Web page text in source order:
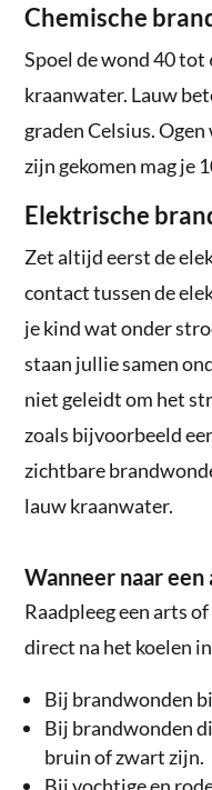
Chemische
Spoel de wond 40
kraanwater. Lauw
graden Celsius.
zijn gekomen mag je
Elektrische
Zet altijd eerst de
contact tussen de
je kind wat onder
staan jullie samen
niet geleidt om het
zoals bijvoorbeeld
zichtbare
lauw kraanwater.
Wanneer naar
Raadpleeg een arts
direct na het koelen
Bij brandwonden
Bij brandwonden
bruin of zwart zijn.